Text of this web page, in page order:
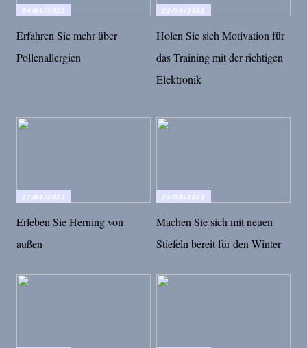
24/09/2022
Erfahren Sie mehr über
Pollenallergien
22/09/2022
Holen Sie sich Motivation für
das Training mit der richtigen
Elektronik
21/09/2022
Erleben Sie Herning von
außen
25/08/2022
Machen Sie sich mit neuen
Stiefeln bereit für den Winter